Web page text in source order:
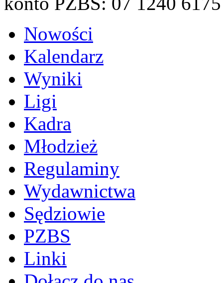
Nowości
Kalendarz
Wyniki
Ligi
Kadra
Młodzież
Regulaminy
Wydawnictwa
Sędziowie
PZBS
Linki